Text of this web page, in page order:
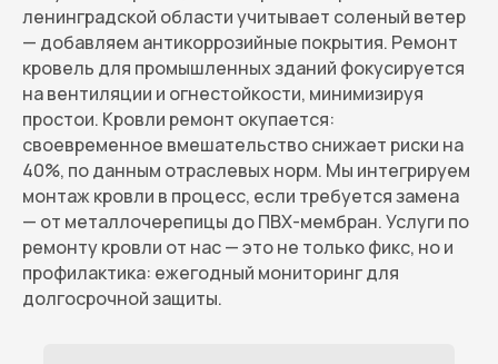
ленинградской области учитывает соленый ветер
— добавляем антикоррозийные покрытия. Ремонт
кровель для промышленных зданий фокусируется
на вентиляции и огнестойкости, минимизируя
простои. Кровли ремонт окупается:
своевременное вмешательство снижает риски на
40%, по данным отраслевых норм. Мы интегрируем
монтаж кровли в процесс, если требуется замена
— от металлочерепицы до ПВХ-мембран. Услуги по
ремонту кровли от нас — это не только фикс, но и
профилактика: ежегодный мониторинг для
долгосрочной защиты.